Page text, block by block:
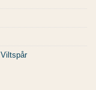
Viltspår